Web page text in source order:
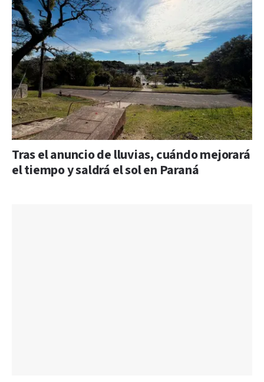
Tras el anuncio de lluvias, cuándo mejorará
el tiempo y saldrá el sol en Paraná